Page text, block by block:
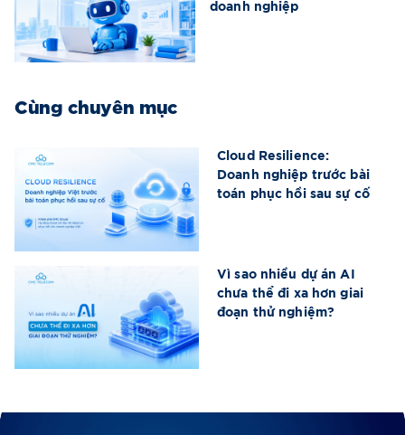
doanh nghiệp
Cùng chuyên mục
Cloud Resilience:
Doanh nghiệp trước bài
toán phục hồi sau sự cố
Vì sao nhiều dự án AI
chưa thể đi xa hơn giai
đoạn thử nghiệm?